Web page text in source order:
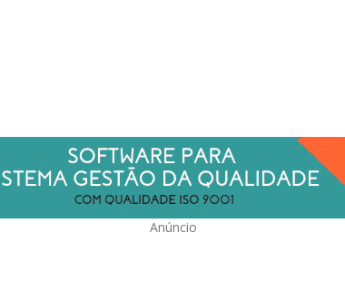
Anúncio